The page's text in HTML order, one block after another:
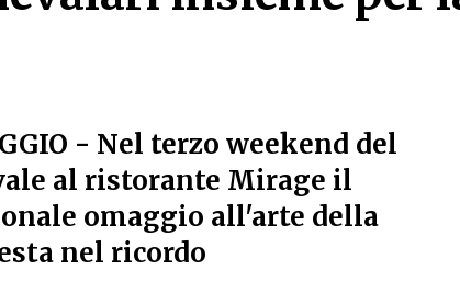
insieme per
- Nel terzo weekend del
al ristorante Mirage il
omaggio all'arte della
nel ricordo